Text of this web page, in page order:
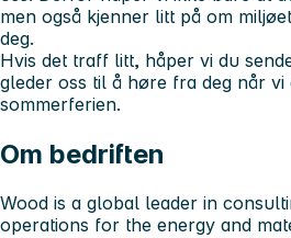
men også kjenner litt på om
deg.
Hvis det traff litt, håper vi du
gleder oss til å høre fra deg når
sommerferien.
Om bedriften
Wood is a global leader in
operations for the energy and